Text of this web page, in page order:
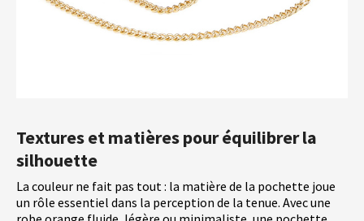
Textures et matières pour équilibrer la
silhouette
La couleur ne fait pas tout : la matière de la pochette joue
un rôle essentiel dans la perception de la tenue. Avec une